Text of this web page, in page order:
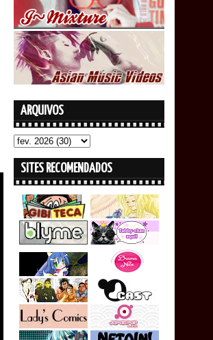
ARQUIVOS
SITES RECOMENDADOS